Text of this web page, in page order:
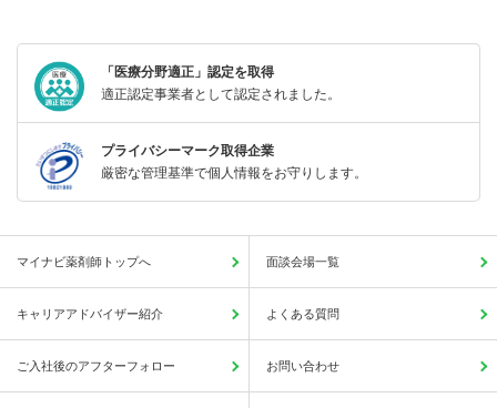
「医療分野適正」認定を取得
適正認定事業者として認定されました。
プライバシーマーク取得企業
厳密な管理基準で個人情報をお守りします。
マイナビ薬剤師トップへ 面談会場一覧
キャリアアドバイザー紹介 よくある質問
ご入社後のアフターフォロー お問い合わせ